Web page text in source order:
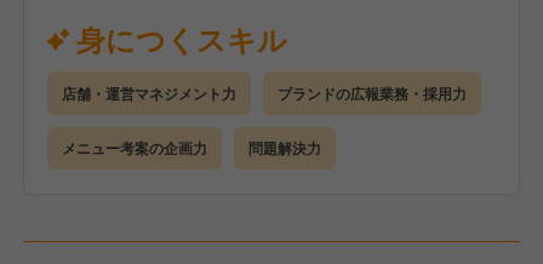
お客様が安心・安全におくつろぎいただけるような環
境作りを統括していただきます！
身につくスキル
店舗・運営マネジメント力 ブランドの広報業務・採用力
メニュー考案の企画力 問題解決力